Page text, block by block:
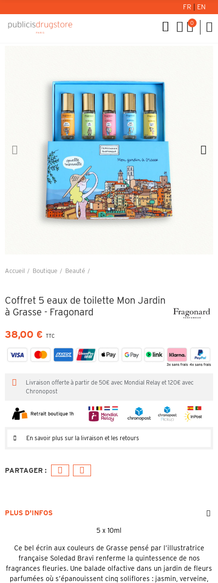
FR EN
0
Accueil Boutique
Beauté
Coffret 5 eaux de toilette Mon Jardin
à Grasse - Fragonard
38,00 € TTC
Livraison offerte à partir de 50€ avec Mondial Relay et 120€ avec
Chronopost
En savoir plus sur la livraison et les retours
PLUS D'INFOS
5 x 10ml
Ce bel écrin aux couleurs de Grasse pensé par l’illustratrice
française Soledad Bravi renferme la quintessence de nos
fragrances fleuries. Une balade olfactive dans un jardin de fleurs
parfumées où s’épanouissent cinq soliflores : jasmin, verveine,